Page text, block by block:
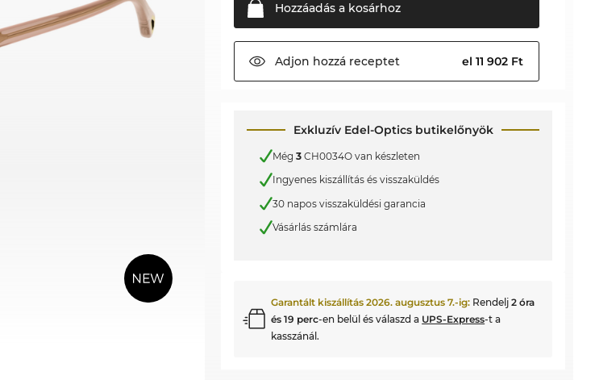
Hozzáadás a kosárhoz
Adjon hozzá receptet el 11 902 Ft
Exkluzív Edel-Optics butikelőnyök
Még3 CH0034O van készleten
Ingyenes kiszállítás és visszaküldés
30 napos visszaküldési garancia
Vásárlás számlára
Garantált kiszállítás2026. augusztus 7.-ig: Rendelj2 óra
és 19 perc-en belül és válaszd a UPS-Express-t a
kasszánál.